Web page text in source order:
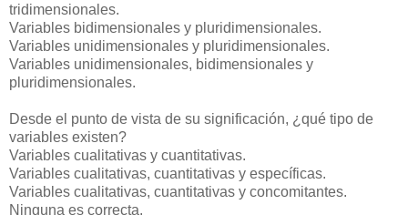
tridimensionales.
Variables bidimensionales y pluridimensionales.
Variables unidimensionales y pluridimensionales.
Variables unidimensionales, bidimensionales y
pluridimensionales.
Desde el punto de vista de su significación, ¿qué tipo de
variables existen?
Variables cualitativas y cuantitativas.
Variables cualitativas, cuantitativas y específicas.
Variables cualitativas, cuantitativas y concomitantes.
Ninguna es correcta.